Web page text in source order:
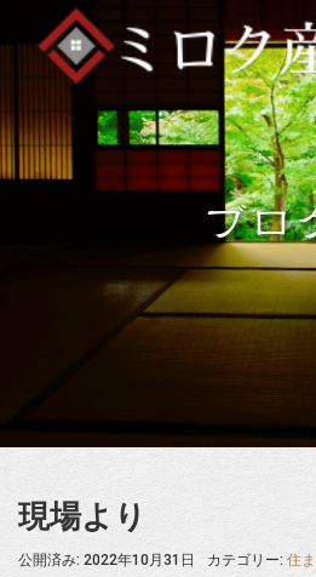
ブロ
現場より
公開済み: 2022年10月31日 カテゴリー: 住